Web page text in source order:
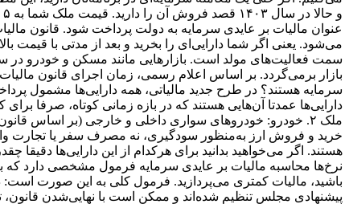
عنوان مالیات بر عایدی سرمایه به دولت پرداخت شود. قانون
سمت فعالیت‌های مولد است. بازارهایی مانند مسکن و خودرو در
سرمایه هستند؟ در طرح جدید مالیاتی، همه دارایی‌ها مشمول
خرید و فروش ارز به‌منظور سودگیری، نه مصرف سفر یا تجارت
هستند. اگر می‌خواهید بدانید برای هرکدام از این دارایی‌ها
نرخ‌ها محاسبه مالیات بر عایدی سرمایه فرمول مشخصی دارد
باشید، مالیات کمتری می‌پردازید. فرمول کلی به این صورت است:
پیشنهادی مجلس تنظیم شده‌اند و ممکن است با نهایی‌شدن قانون،